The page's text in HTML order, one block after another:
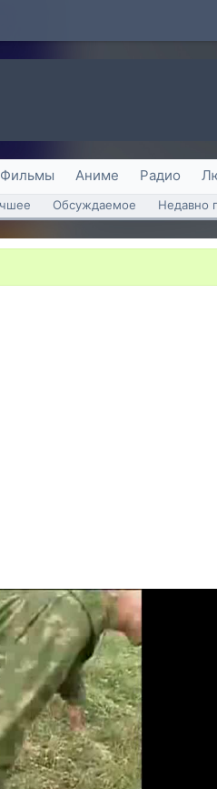
Фильмы Аниме Радио
Обсуждаемое Недавно